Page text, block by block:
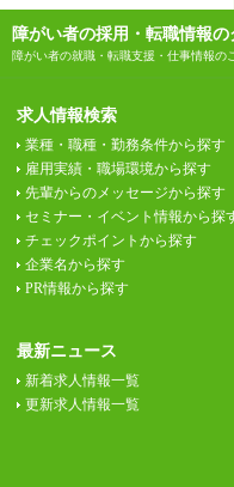
障がい者の採用・転職情報
障がい者の就職・転職支援・仕事情報の
求人情報検索
業種・職種・勤務条件から探す
雇用実績・職場環境から探す
先輩からのメッセージから探す
セミナー・イベント情報から探
チェックポイントから探す
企業名から探す
PR情報から探す
最新ニュース
新着求人情報一覧
更新求人情報一覧